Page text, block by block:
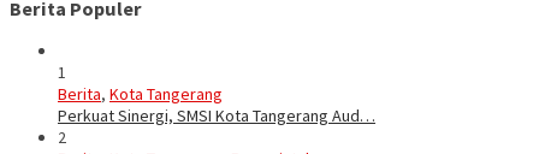
Berita Populer
1
Berita, Kota Tangerang
Perkuat Sinergi, SMSI Kota Tangerang Aud…
2